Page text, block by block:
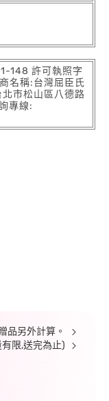
148 許可執照字
名稱:台灣屈臣氏
市松山區八德路
專線:
另外計算。
限,送完為止)